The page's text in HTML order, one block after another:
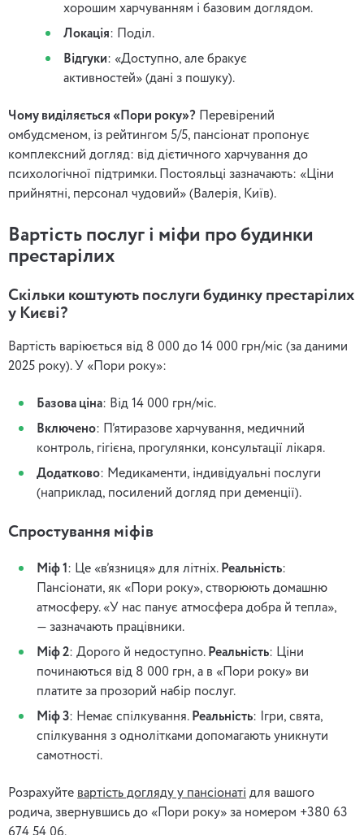
хорошим харчуванням і базовим доглядом.
Локація: Поділ.
Відгуки: «Доступно, але бракує
активностей» (дані з пошуку).
Чому виділяється «Пори року»? Перевірений
омбудсменом, із рейтингом 5/5, пансіонат пропонує
комплексний догляд: від дієтичного харчування до
психологічної підтримки. Постояльці зазначають: «Ціни
прийнятні, персонал чудовий» (Валерія, Київ).
Вартість послуг і міфи про будинки
престарілих
Скільки коштують послуги будинку престарілих
у Києві?
Вартість варіюється від 8 000 до 14 000 грн/міс (за даними
2025 року). У «Пори року»:
Базова ціна: Від 14 000 грн/міс.
Включено: П’ятиразове харчування, медичний
контроль, гігієна, прогулянки, консультації лікаря.
Додатково: Медикаменти, індивідуальні послуги
(наприклад, посилений догляд при деменції).
Спростування міфів
Міф 1 : Це «в’язниця» для літніх. Реальність:
Пансіонати, як «Пори року», створюють домашню
атмосферу. «У нас панує атмосфера добра й тепла»,
— зазначають працівники.
Міф 2: Дорого й недоступно. Реальність: Ціни
починаються від 8 000 грн, а в «Пори року» ви
платите за прозорий набір послуг.
Міф 3: Немає спілкування. Реальність: Ігри, свята,
спілкування з однолітками допомагають уникнути
самотності.
Розрахуйте вартість догляду у пансіонаті для вашого
родича, звернувшись до «Пори року» за номером +380 63